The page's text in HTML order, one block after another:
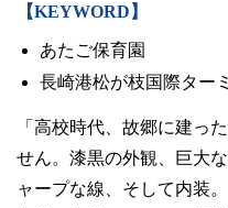
緊急時のお知らせ
このサイトについて
プライバシーポリシー
お問い合わせフォーム
【KEYWORD】
あたご保育園
長崎港松が枝国際ター
「高校時代、故郷に建っ
せん。漆黒の外観、巨大
ャープな線、そして内装。